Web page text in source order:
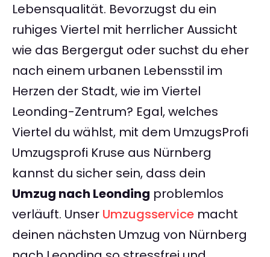
Lebensqualität. Bevorzugst du ein
ruhiges Viertel mit herrlicher Aussicht
wie das Bergergut oder suchst du eher
nach einem urbanen Lebensstil im
Herzen der Stadt, wie im Viertel
Leonding-Zentrum? Egal, welches
Viertel du wählst, mit dem UmzugsProfi
Umzugsprofi Kruse aus Nürnberg
kannst du sicher sein, dass dein
Umzug nach Leonding problemlos
verläuft. Unser Umzugsservice macht
deinen nächsten Umzug von Nürnberg